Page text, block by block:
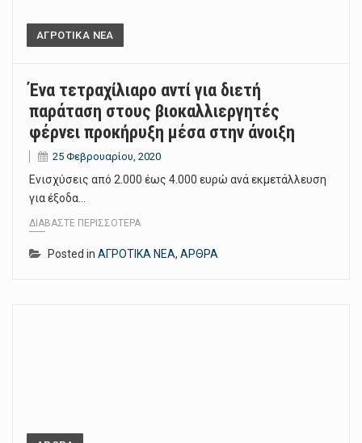
ΑΓΡΟΤΙΚΑ ΝΕΑ
Ένα τετραχίλιαρο αντί για διετή
παράταση στους βιοκαλλιεργητές
φέρνει προκήρυξη μέσα στην άνοιξη
25 Φεβρουαρίου, 2020
Ενισχύσεις από 2.000 έως 4.000 ευρώ ανά εκµετάλλευση
για έξοδα…
ΔΙΑΒΆΣΤΕ ΠΕΡΙΣΣΌΤΕΡΑ
Posted in ΑΓΡΟΤΙΚΑ ΝΕΑ, ΑΡΘΡΑ